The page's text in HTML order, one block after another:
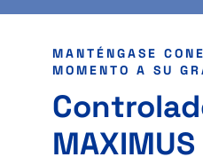
MANTÉNGASE
MOMENTO A SU
MAXIMUS